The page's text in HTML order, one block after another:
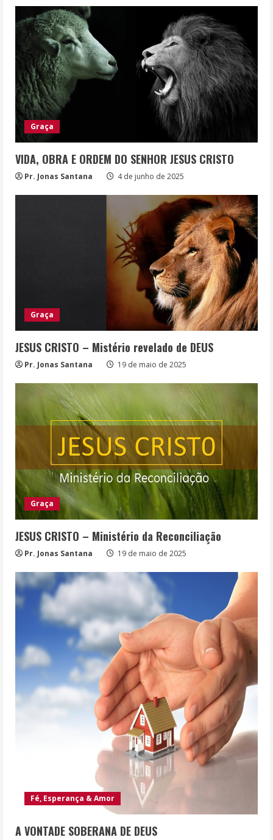
Graça
VIDA, OBRA E ORDEM DO SENHOR JESUS CRISTO
Pr. Jonas Santana 4 de junho de 2025
Graça
JESUS CRISTO – Mistério revelado de DEUS
Pr. Jonas Santana 19 de maio de 2025
Graça
JESUS CRISTO – Ministério da Reconciliação
Pr. Jonas Santana 19 de maio de 2025
Fé, Esperança & Amor
A VONTADE SOBERANA DE DEUS